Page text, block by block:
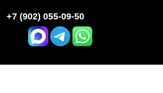
+7 (902) 055-09-50